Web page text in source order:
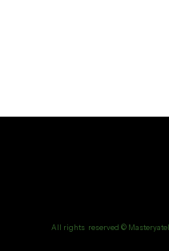
All rights reserved ©